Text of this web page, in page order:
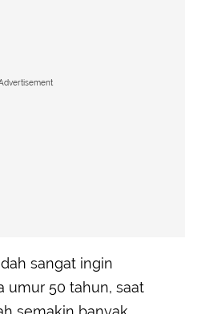
sangat ingin
umur 50 tahun, saat